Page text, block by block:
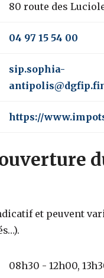
80 route des
04 97 15 54 00
sip.sophia-
https://
et peuvent
08h30 - 12h00,